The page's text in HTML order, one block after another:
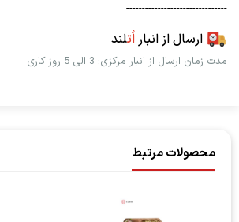
--------------------------------
ارسال از انباراُتلند
مدت زمان ارسال از انبار مرکزی: 3 الی 5 روز کاری
محصولات مرتبط